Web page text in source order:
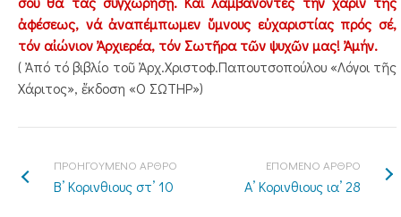
ἀφέσεως, νά ἀναπέμπωμεν ὕμνους εὐχαριστίας πρός σέ,
τόν αἰώνιον Ἀρχιερέα, τόν Σωτῆρα τῶν ψυχῶν μας! Ἀμήν.
( Ἀπό τό βιβλίο τοῦ Ἀρχ.Χριστοφ.Παπουτσοπούλου «Λόγοι τῆς
Χάριτος», ἔκδοση «Ο ΣΩΤΗΡ»)
ΠΡΟΗΓΟΥΜΕΝΟ ΑΡΘΡΟ
Β’ Κορινθιους στ’ 10
ΕΠΟΜΕΝΟ ΑΡΘΡΟ
Α’ Κορινθιους ια’ 28